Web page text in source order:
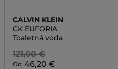
CALVIN KLEIN
CK EUFORIA
Toaletná voda
121,00 €
Od 46,20 €